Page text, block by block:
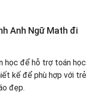
Anh Ngữ Math đi
học để hỗ trợ toán học
kế để phù hợp với trẻ
đẹp.